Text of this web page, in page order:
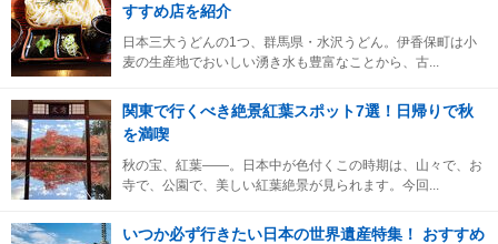
すすめ店を紹介
日本三大うどんの1つ、群馬県・水沢うどん。伊香保町は小
麦の生産地でおいしい湧き水も豊富なことから、古...
関東で行くべき絶景紅葉スポット7選！日帰りで秋
を満喫
秋の宝、紅葉――。日本中が色付くこの時期は、山々で、お
寺で、公園で、美しい紅葉絶景が見られます。今回...
いつか必ず行きたい日本の世界遺産特集！ おすすめ